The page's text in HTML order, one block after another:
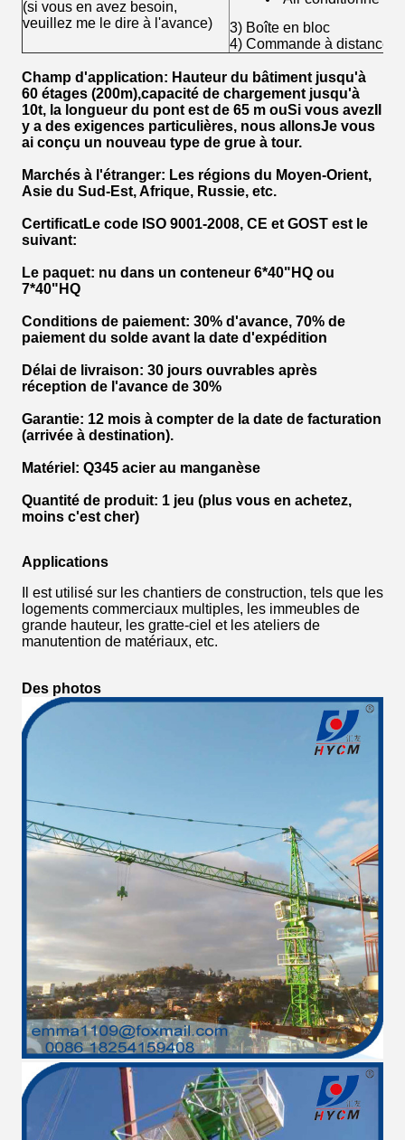
(si vous en avez besoin,
veuillez me le dire à l'avance)
3) Boîte en bloc
4) Commande à distance
Champ d'application: Hauteur du bâtiment jusqu'à
60 étages (200m),capacité de chargement jusqu'à
10t, la longueur du pont est de 65 m ouSi vous avez
y a des exigences particulières, nous allonsJe vous
ai conçu un nouveau type de grue à tour.
Marchés à l'étranger: Les régions du Moyen-Orient,
Asie du Sud-Est, Afrique, Russie, etc.
CertificatLe code ISO 9001-2008, CE et GOST est le
suivant:
Le paquet: nu dans un conteneur 6*40"HQ ou
7*40"HQ
Conditions de paiement: 30% d'avance, 70% de
paiement du solde avant la date d'expédition
Délai de livraison: 30 jours ouvrables après
réception de l'avance de 30%
Garantie: 12 mois à compter de la date de facturation
(arrivée à destination).
Matériel : Q345 acier au manganèse
Quantité de produit: 1 jeu (plus vous en achetez,
moins c'est cher)
Applications
Il est utilisé sur les chantiers de construction, tels que les
logements commerciaux multiples, les immeubles de
grande hauteur, les gratte-ciel et les ateliers de
manutention de matériaux, etc.
Des photos